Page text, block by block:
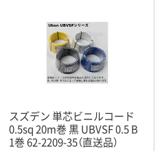
スズデン 単芯ビニルコード
0.5sq 20m巻 黒 UBVSF 0.5 B
1巻 62-2209-35（直送品）